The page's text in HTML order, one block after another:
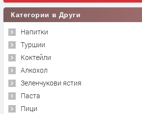
Категории в Други
Напитки
Туршии
Коктейли
Алкохол
Зеленчукови ястия
Паста
Пици